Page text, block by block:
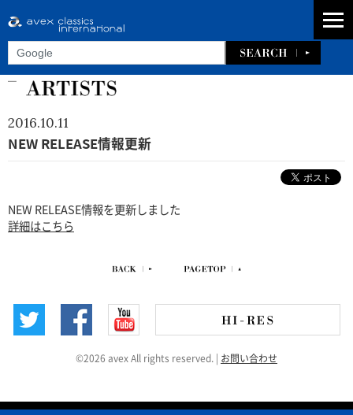
2016.10.11
NEW RELEASE情報更新
NEW RELEASE情報を更新しました
詳細はこちら
©2026 avex All rights reserved. お問い合わせ